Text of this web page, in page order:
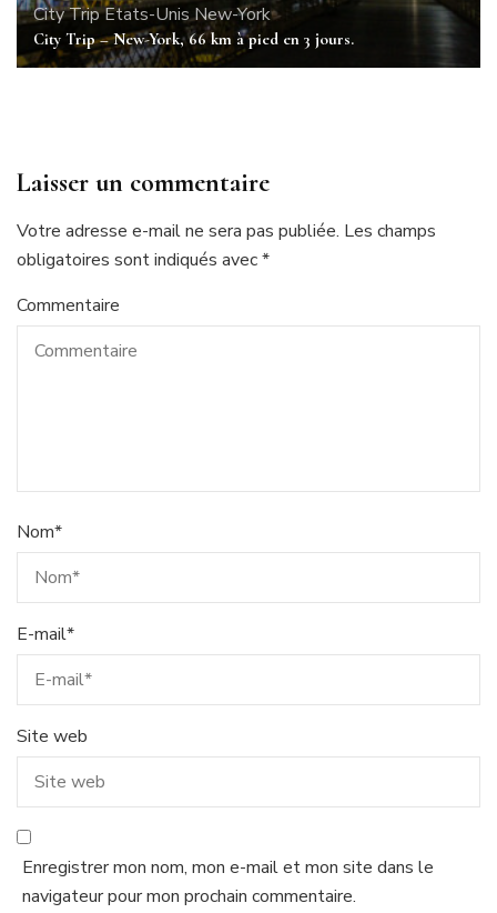
City TripEtats-UnisNew-York
City Trip – New-York, 66 km à pied en 3 jours.
Laisser un commentaire
Votre adresse e-mail ne sera pas publiée. Les champs
obligatoires sont indiqués avec*
Commentaire
Nom*
E-mail*
Site web
Enregistrer mon nom, mon e-mail et mon site dans le
navigateur pour mon prochain commentaire.